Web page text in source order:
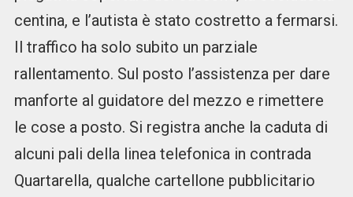
centina, e l’autista è stato costretto a fermarsi.
Il traffico ha solo subito un parziale
rallentamento. Sul posto l’assistenza per dare
manforte al guidatore del mezzo e rimettere
le cose a posto. Si registra anche la caduta di
alcuni pali della linea telefonica in contrada
Quartarella, qualche cartellone pubblicitario